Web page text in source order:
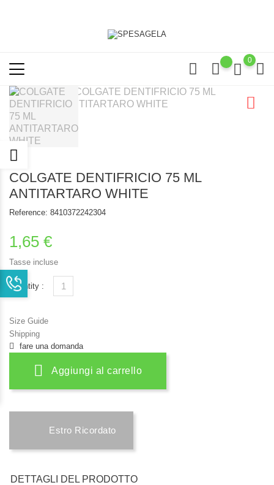
0
COLGATE DENTIFRICIO 75 ML
ANTITARTARO WHITE
Reference: 8410372242304
1,65 €
Tasse incluse
Quantity :
Size Guide
Shipping
fare una domanda
Aggiungi al carrello
Estro Ricordato
DETTAGLI DEL PRODOTTO